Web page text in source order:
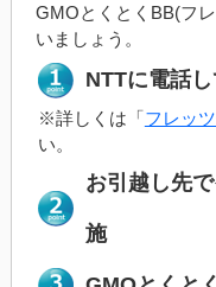
GMOとくとくBB(フ
いましょう。
NTTに電話
※詳しくは「フレッ
い。
お引越し先
施